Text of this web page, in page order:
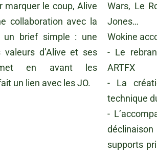
marquer le coup, Alive
collaboration avec la
un brief simple : une
d’Alive et ses
en avant les
un lien avec les JO.
Wars, Le
Jones…
Wokine
- Le
ARTFX
- La
technique
-
supports